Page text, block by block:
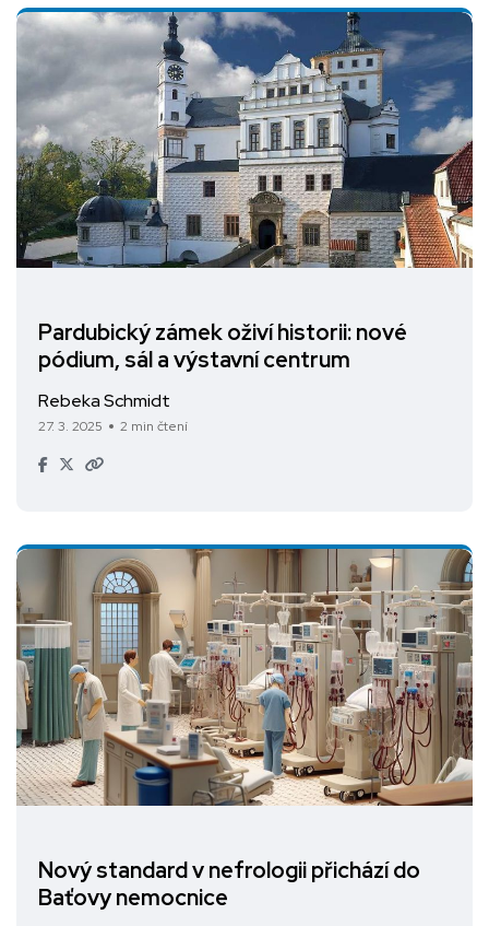
Pardubický zámek oživí historii: nové
pódium, sál a výstavní centrum
Rebeka Schmidt
27. 3. 2025 2 min čtení
Nový standard v nefrologii přichází do
Baťovy nemocnice